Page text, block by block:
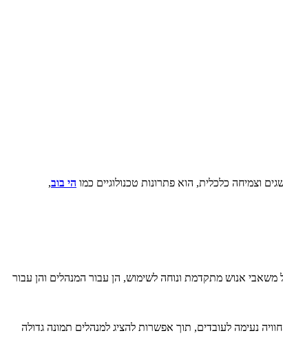
וצמיחה כלכלית, הוא פתרונות טכנולוגיים כמו הי בוב,
משאבי אנוש מתקדמת ונוחה לשימוש, הן עבור המנהלים והן עבור
נעימה לעובדים, תוך אפשרות להציג למנהלים תמונה גדולה